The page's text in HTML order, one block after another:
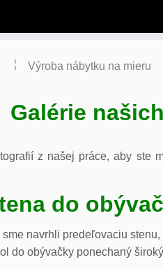
Výroba nábytku na mieru
Galérie
z našej práce, aby ste
do
navrhli predeľovaciu
do obývačky ponechaný